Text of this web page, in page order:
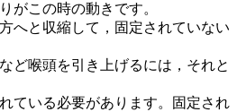
がこの時の動きです。
へと収縮して，固定されていない
ど喉頭を引き上げるには，それと
ている必要があります。固定され